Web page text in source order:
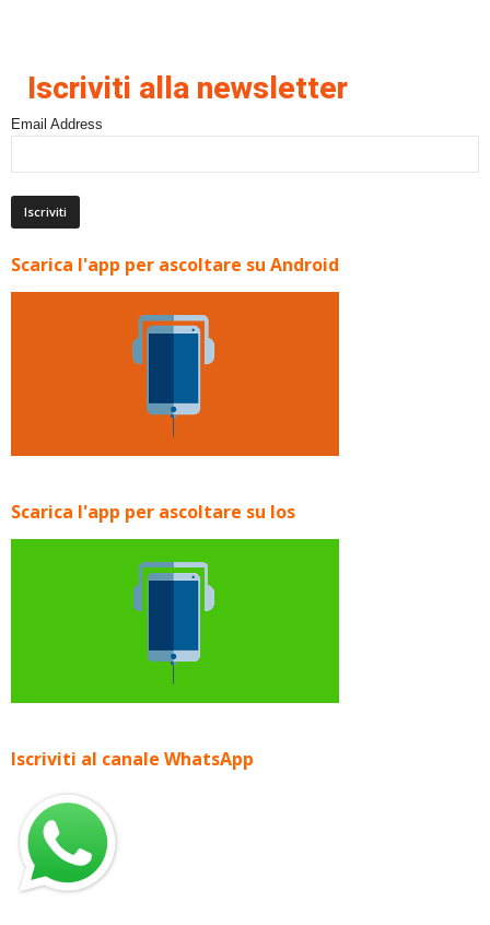
Iscriviti alla newsletter
Email Address
Scarica l'app per ascoltare su Android
Scarica l'app per ascoltare su Ios
Iscriviti al canale WhatsApp